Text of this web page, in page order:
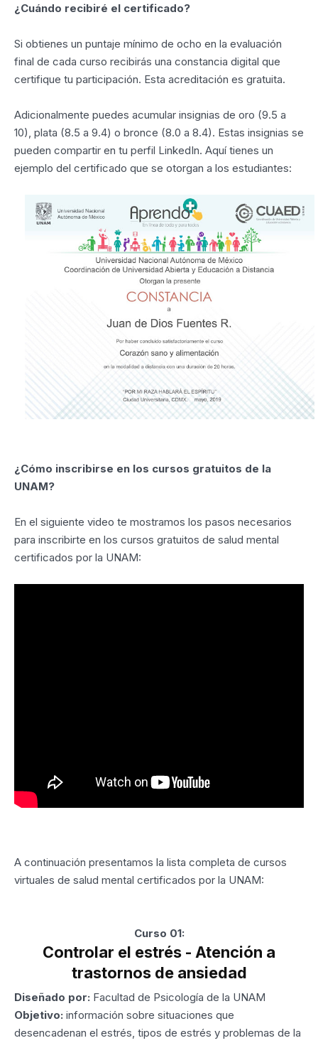
¿Cuándo recibiré el certificado?
Si obtienes un puntaje mínimo de ocho en la evaluación
final de cada curso recibirás una constancia digital que
certifique tu participación. Esta acreditación es gratuita.
Adicionalmente puedes acumular insignias de oro (9.5 a
10), plata (8.5 a 9.4) o bronce (8.0 a 8.4). Estas insignias se
pueden compartir en tu perfil LinkedIn. Aquí tienes un
ejemplo del certificado que se otorgan a los estudiantes:
¿Cómo inscribirse en los cursos gratuitos de la
UNAM?
En el siguiente video te mostramos los pasos necesarios
para inscribirte en los cursos gratuitos de salud mental
certificados por la UNAM:
A continuación presentamos la lista completa de cursos
virtuales de salud mental certificados por la UNAM:
Curso 01:
Controlar el estrés - Atención a
trastornos de ansiedad
Diseñado por: Facultad de Psicología de la UNAM
Objetivo: información sobre situaciones que
desencadenan el estrés, tipos de estrés y problemas de la